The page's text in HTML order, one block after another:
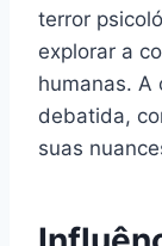
terror
explorar a
humanas. A
debatida,
suas